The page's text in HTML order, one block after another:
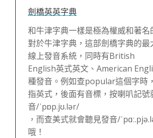
劍橋英英字典
和牛津字典一樣是極為權威和著名
對於牛津字典，這部劍橋字典的最
線上發音系統，同時有British
English英式英文、American
種發音。例如查popular這個字時
指英式，後面有音標，按喇叭記號
音/ˈpɒp.jʊ.lər/
，而查美式就會聽見發音/
哦！